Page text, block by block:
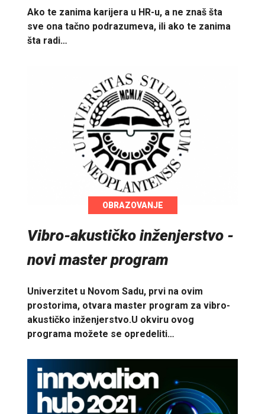
Ako te zanima karijera u HR-u, a ne znaš šta
sve ona tačno podrazumeva, ili ako te zanima
šta radi…
OBRAZOVANJE
Vibro-akustičko inženjerstvo -
novi master program
Univerzitet u Novom Sadu, prvi na ovim
prostorima, otvara master program za vibro-
akustičko inženjerstvo.U okviru ovog
programa možete se opredeliti…